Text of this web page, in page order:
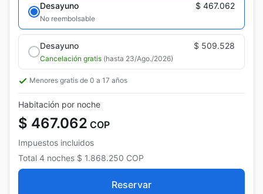
Desayuno
$ 467.062
No reembolsable
Desayuno $ 509.528
Cancelación gratis (hasta 23/Ago./2026)
Menores gratis de 0 a 17 años
Habitación por noche
$ 467.062 COP
Impuestos incluidos
Total 4 noches $ 1.868.250 COP
Reservar